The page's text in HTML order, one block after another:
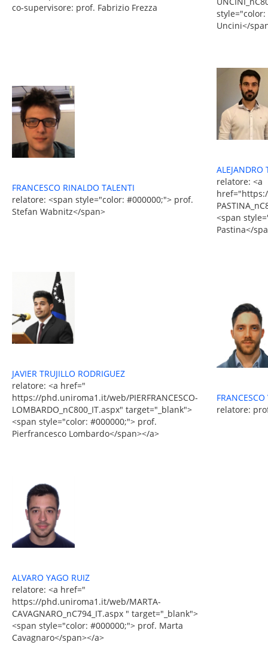
co-supervisore: prof. Fabrizio Frezza
Uncini</
FRANCESCO RINALDO TALENTI
relatore: <span style="color: #000000;"> prof.
Stefan Wabnitz</span>
ALEJANDRO
relatore: <a
<span
Pastina</
JAVIER TRUJILLO RODRIGUEZ
relatore: <a href="
https://phd.uniroma1.it/web/PIERFRANCESCO-
LOMBARDO_nC800_IT.aspx" target="_blank">
<span style="color: #000000;"> prof.
Pierfrancesco Lombardo</span></a>
FRANCESCO
relatore:
ALVARO YAGO RUIZ
relatore: <a href="
https://phd.uniroma1.it/web/MARTA-
CAVAGNARO_nC794_IT.aspx " target="_blank">
<span style="color: #000000;"> prof. Marta
Cavagnaro</span></a>